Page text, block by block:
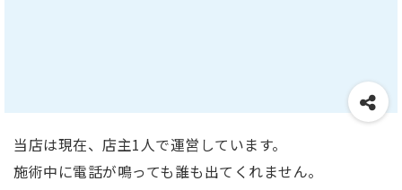
当店は現在、店主1人で運営しています。
施術中に電話が鳴っても誰も出てくれません。